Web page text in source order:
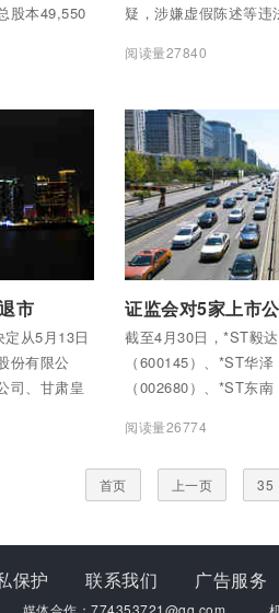
股本49,550
疑，涉嫌虚假陈述等
阅读量27840
市
从5月13日
份有限公
司、甘肃皇
票上市；
截至4月30日，*ST毅
（600145）、*ST华
（002680）、*ST东
露违法行为立案调查。
阅读量26774
首页 上一页 35
保护 联系我们 广告服务
媒体合作：774353721@qq.com